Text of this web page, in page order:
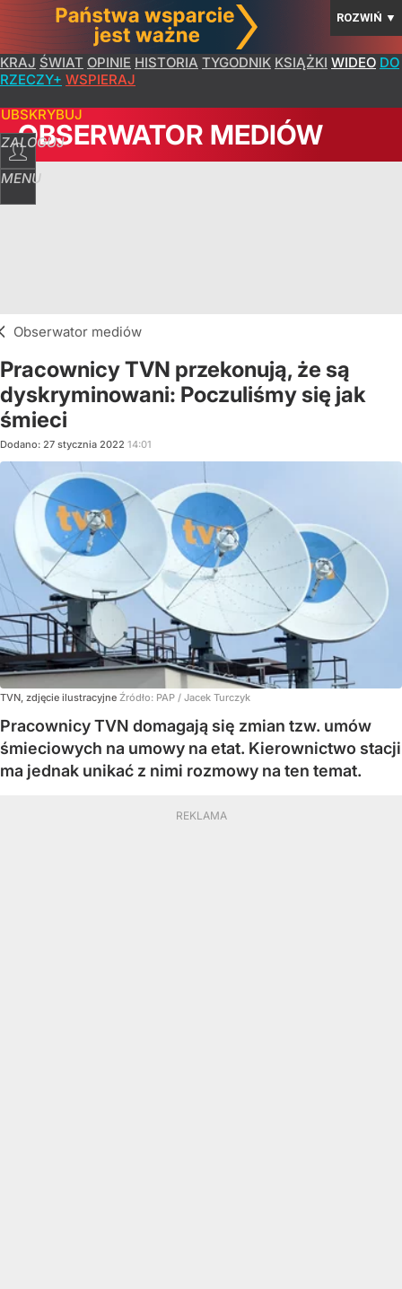
ROZWIŃ ▼
KRAJ ŚWIAT OPINIE HISTORIA TYGODNIK KSIĄŻKI WIDEO DO
RZECZY+ WSPIERAJ
ZALOGUJ
MENU
OBSERWATOR MEDIÓW
Obserwator mediów
Pracownicy TVN przekonują, że są
dyskryminowani: Poczuliśmy się jak
śmieci
Dodano: 27 stycznia 2022 14:01
TVN, zdjęcie ilustracyjne Źródło: PAP / Jacek Turczyk
Pracownicy TVN domagają się zmian tzw. umów
śmieciowych na umowy na etat. Kierownictwo stacji
ma jednak unikać z nimi rozmowy na ten temat.